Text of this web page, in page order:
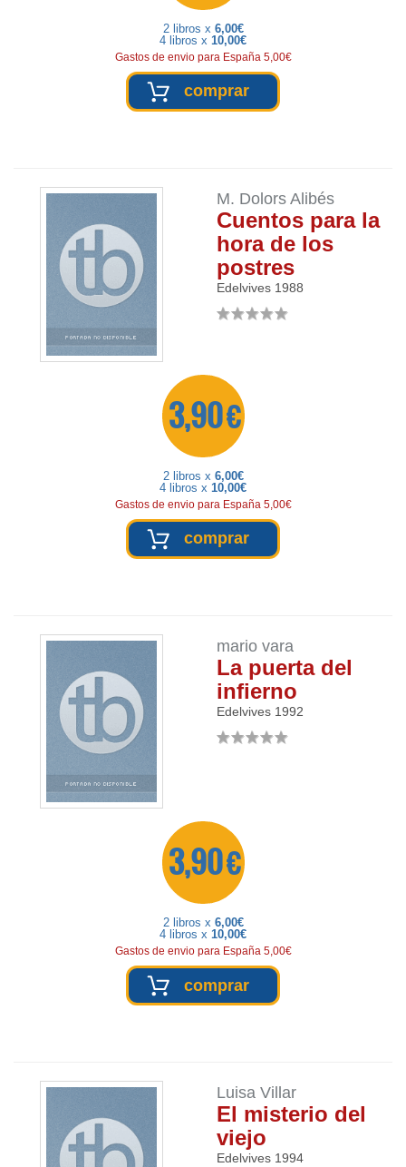
2 libros x 6,00€
4 libros x 10,00€
Gastos de envio para España 5,00€
comprar
M. Dolors Alibés
Cuentos para la
hora de los
postres
Edelvives 1988
3,90 €
2 libros x 6,00€
4 libros x 10,00€
Gastos de envio para España 5,00€
comprar
mario vara
La puerta del
infierno
Edelvives 1992
3,90 €
2 libros x 6,00€
4 libros x 10,00€
Gastos de envio para España 5,00€
comprar
Luisa Villar
El misterio del
viejo
Edelvives 1994